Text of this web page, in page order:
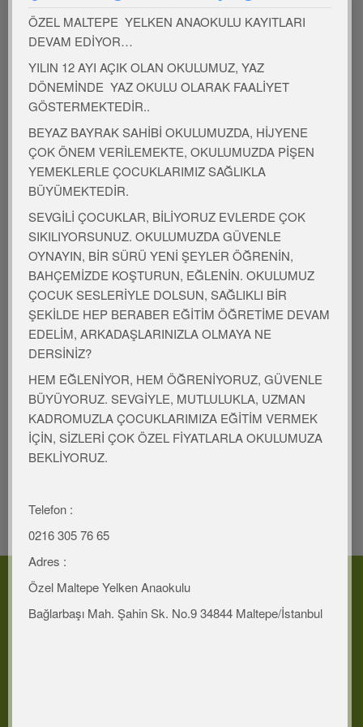
Aralık Yemek Listesi
Ocak Yemek Listesi
Şubat Yemek Listesi
Mart Yemek Listesi
Nisan Yemek Listesi
Mayıs Yemek Listesi
Haziran Yemek Listesi
Temmuz Yemek Listesi
Ağustos Yemek Listesi
İLETIŞIM
Adres
ÖZEL MALTEPE YELKEN ANAOKULU KAYITLARI
DEVAM EDİYOR…
YILIN 12 AYI AÇIK OLAN OKULUMUZ, YAZ
DÖNEMİNDE YAZ OKULU OLARAK FAALİYET
GÖSTERMEKTEDİR..
BEYAZ BAYRAK SAHİBİ OKULUMUZDA, HİJYENE
ÇOK ÖNEM VERİLEMEKTE, OKULUMUZDA PİŞEN
YEMEKLERLE ÇOCUKLARIMIZ SAĞLIKLA
BÜYÜMEKTEDİR.
SEVGİLİ ÇOCUKLAR, BİLİYORUZ EVLERDE ÇOK
SIKILIYORSUNUZ. OKULUMUZDA GÜVENLE
OYNAYIN, BİR SÜRÜ YENİ ŞEYLER ÖĞRENİN,
BAHÇEMİZDE KOŞTURUN, EĞLENİN. OKULUMUZ
ÇOCUK SESLERİYLE DOLSUN, SAĞLIKLI BİR
ŞEKİLDE HEP BERABER EĞİTİM ÖĞRETİME DEVAM
EDELİM, ARKADAŞLARINIZLA OLMAYA NE
DERSİNİZ?
HEM EĞLENİYOR, HEM ÖĞRENİYORUZ, GÜVENLE
BÜYÜYORUZ. SEVGİYLE, MUTLULUKLA, UZMAN
KADROMUZLA ÇOCUKLARIMIZA EĞİTİM VERMEK
İÇİN, SİZLERİ ÇOK ÖZEL FİYATLARLA OKULUMUZA
BEKLİYORUZ.
Telefon :
0216 305 76 65
Adres :
Özel Maltepe Yelken Anaokulu
Bağlarbaşı Mah. Şahin Sk. No.9 34844 Maltepe/İstanbul